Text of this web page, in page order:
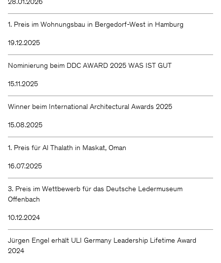
28.01.2026
1. Preis im Wohnungsbau in Bergedorf-West in Hamburg
19.12.2025
Nominierung beim DDC AWARD 2025 WAS IST GUT
15.11.2025
Winner beim International Architectural Awards 2025
15.08.2025
1. Preis für Al Thalath in Maskat, Oman
16.07.2025
3. Preis im Wettbewerb für das Deutsche Ledermuseum
Offenbach
10.12.2024
Jürgen Engel erhält ULI Germany Leadership Lifetime Award
2024